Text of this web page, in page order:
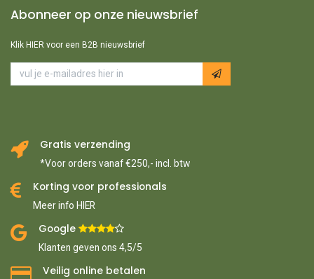
Abonneer op onze nieuwsbrief
Klik HIER voor een B2B nieuwsbrief
Gratis verzending
*Voor orders vanaf €250,- incl. btw
Korting voor professionals
Meer info HIER
Google ​
Klanten geven ons 4,5/5
Veilig online betalen